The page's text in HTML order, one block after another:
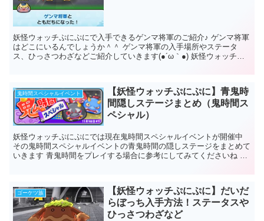
妖怪ウォッチぷにぷにで入手できるゲンマ将軍のご紹介♪ ゲンマ将軍
はどこにいるんでしょうか＾＾ ゲンマ将軍の入手場所やステータ
ス、ひっさつわざなどご紹介していきます(●´ω｀●) 妖怪ウォッチぷ
鬼時間スペシャルイベント
【妖怪ウォッチぷにぷに】青鬼時
間隠しステージまとめ（鬼時間ス
ペシャル）
妖怪ウォッチぷにぷにでは現在鬼時間スペシャルイベントが開催中
その鬼時間スペシャルイベントの青鬼時間の隠しステージをまとめて
いきます 青鬼時間をプレイする場合に参考にしてみてくださいね 妖
ゴーケツ族
【妖怪ウォッチぷにぷに】だいだ
らぼっち入手方法！ステータスや
ひっさつわざなど